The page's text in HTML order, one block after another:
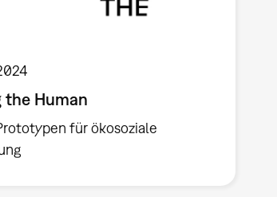
the Human
für ökosoziale